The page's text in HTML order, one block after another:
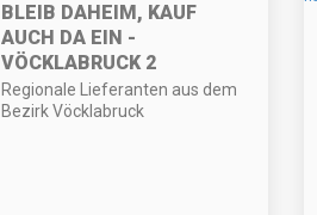
BLEIB DAHEIM, KAUF
AUCH DA EIN -
VÖCKLABRUCK 2
Regionale Lieferanten aus dem
Bezirk Vöcklabruck